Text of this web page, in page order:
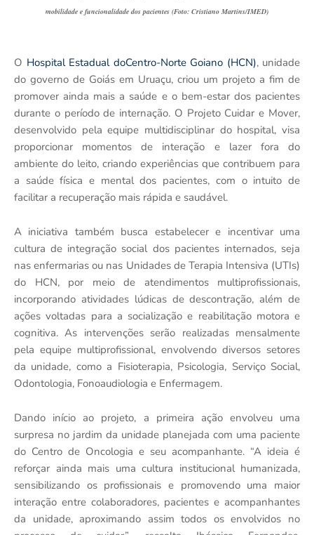
mobilidade e funcionalidade dos pacientes (Foto: Cristiano Martins/IMED)
O Hospital Estadual doCentro-Norte Goiano (HCN), unidade
do governo de Goiás em Uruaçu, criou um projeto a fim de
promover ainda mais a saúde e o bem-estar dos pacientes
durante o período de internação. O Projeto Cuidar e Mover,
desenvolvido pela equipe multidisciplinar do hospital, visa
proporcionar momentos de interação e lazer fora do
ambiente do leito, criando experiências que contribuem para
a saúde física e mental dos pacientes, com o intuito de
facilitar a recuperação mais rápida e saudável.
A iniciativa também busca estabelecer e incentivar uma
cultura de integração social dos pacientes internados, seja
nas enfermarias ou nas Unidades de Terapia Intensiva (UTIs)
do HCN, por meio de atendimentos multiprofissionais,
incorporando atividades lúdicas de descontração, além de
ações voltadas para a socialização e reabilitação motora e
cognitiva. As intervenções serão realizadas mensalmente
pela equipe multiprofissional, envolvendo diversos setores
da unidade, como a Fisioterapia, Psicologia, Serviço Social,
Odontologia, Fonoaudiologia e Enfermagem.
Dando início ao projeto, a primeira ação envolveu uma
surpresa no jardim da unidade planejada com uma paciente
do Centro de Oncologia e seu acompanhante. “A ideia é
reforçar ainda mais uma cultura institucional humanizada,
sensibilizando os profissionais e promovendo uma maior
interação entre colaboradores, pacientes e acompanhantes
da unidade, aproximando assim todos os envolvidos no